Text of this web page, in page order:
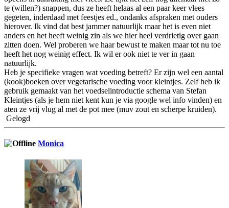
te (willen?) snappen, dus ze heeft helaas al een paar keer vlees
gegeten, inderdaad met feestjes ed., ondanks afspraken met ouders
hierover. Ik vind dat best jammer natuurlijk maar het is even niet
anders en het heeft weinig zin als we hier heel verdrietig over gaan
zitten doen. Wel proberen we haar bewust te maken maar tot nu toe
heeft het nog weinig effect. Ik wil er ook niet te ver in gaan
natuurlijk.
Heb je specifieke vragen wat voeding betreft? Er zijn wel een aantal
(kook)boeken over vegetarische voeding voor kleintjes. Zelf heb ik
gebruik gemaakt van het voedselintroductie schema van Stefan
Kleintjes (als je hem niet kent kun je via google wel info vinden) en
aten ze vrij vlug al met de pot mee (muv zout en scherpe kruiden).
Gelogd
Monica